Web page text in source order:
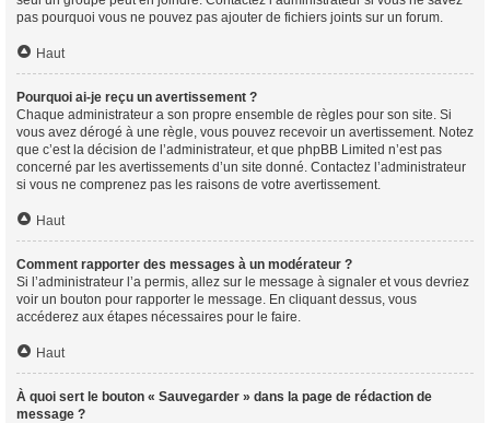
pas pourquoi vous ne pouvez pas ajouter de fichiers joints sur un forum.
Haut
Pourquoi ai-je reçu un avertissement ?
Chaque administrateur a son propre ensemble de règles pour son site. Si
vous avez dérogé à une règle, vous pouvez recevoir un avertissement. Notez
que c’est la décision de l’administrateur, et que phpBB Limited n’est pas
concerné par les avertissements d’un site donné. Contactez l’administrateur
si vous ne comprenez pas les raisons de votre avertissement.
Haut
Comment rapporter des messages à un modérateur ?
Si l’administrateur l’a permis, allez sur le message à signaler et vous devriez
voir un bouton pour rapporter le message. En cliquant dessus, vous
accéderez aux étapes nécessaires pour le faire.
Haut
À quoi sert le bouton « Sauvegarder » dans la page de rédaction de
message ?